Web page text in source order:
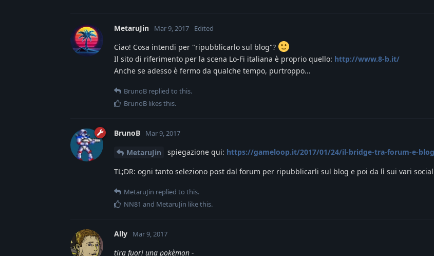
MetaruJin Mar 9, 2017 Edited
Ciao! Cosa intendi per "ripubblicarlo sul blog"?
Il sito di riferimento per la scena Lo-Fi italiana è proprio quello: http://www.8-b.it/
Anche se adesso è fermo da qualche tempo, purtroppo...
BrunoB replied to this.
BrunoB likes this.
BrunoB Mar 9, 2017
MetaruJin spiegazione qui: https://gameloop.it/2017/01/24/il-bridge-tra-forum-e-
TL;DR: ogni tanto seleziono post dal forum per ripubblicarli sul blog e poi da lì sui vari
MetaruJin replied to this.
NN81 and MetaruJin like this.
Ally Mar 9, 2017
tira fuori una pokèmon -